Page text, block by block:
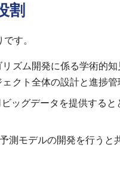
割
す。
ズム開発に係る学術的
クト全体の設計と進捗管
ッグデータを提供する
測モデルの開発を行うと